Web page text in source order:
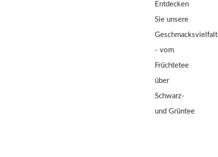
Entdecken
Sie unsere
Geschmacksvielfalt
- vom
Früchtetee
über
Schwarz-
und Grüntee